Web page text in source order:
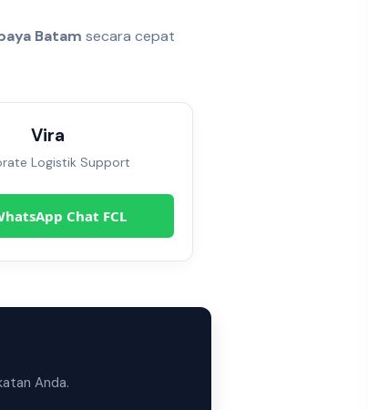
Batam secara cepat
Vira
Logistik Support
Chat FCL
Anda.